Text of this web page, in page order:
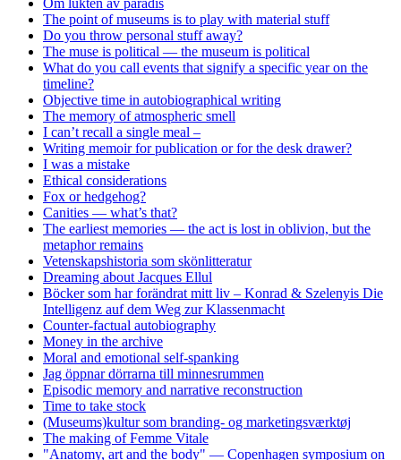
Om lukten av paradis
The point of museums is to play with material stuff
Do you throw personal stuff away?
The muse is political — the museum is political
What do you call events that signify a specific year on the
timeline?
Objective time in autobiographical writing
The memory of atmospheric smell
I can’t recall a single meal –
Writing memoir for publication or for the desk drawer?
I was a mistake
Ethical considerations
Fox or hedgehog?
Canities — what’s that?
The earliest memories — the act is lost in oblivion, but the
metaphor remains
Vetenskapshistoria som skönlitteratur
Dreaming about Jacques Ellul
Böcker som har forändrat mitt liv – Konrad & Szelenyis Die
Intelligenz auf dem Weg zur Klassenmacht
Counter-factual autobiography
Money in the archive
Moral and emotional self-spanking
Jag öppnar dörrarna till minnesrummen
Episodic memory and narrative reconstruction
Time to take stock
(Museums)kultur som branding- og marketingsværktøj
The making of Femme Vitale
"Anatomy, art and the body" — Copenhagen symposium on